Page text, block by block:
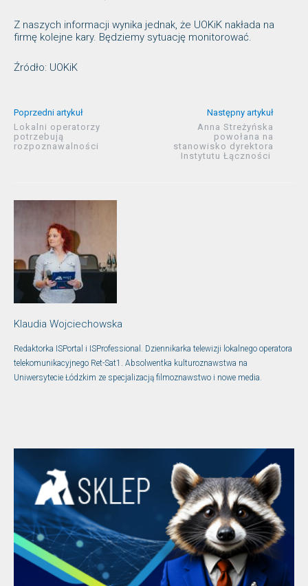
Z naszych informacji wynika jednak, że UOKiK nakłada na
firmę kolejne kary. Będziemy sytuację monitorować.
Źródło: UOKiK
Poprzedni artykuł
Lokalni operatorzy
potrzebują
rozpoznawalności
Następny artykuł
Anna Streżyńska
powołana na
stanowisko dyrektora
Instytutu Łączności
Klaudia Wojciechowska
Redaktorka ISPortal i ISProfessional. Dziennikarka telewizji lokalnego operatora
telekomunikacyjnego Ret-Sat1. Absolwentka kulturoznawstwa na
Uniwersytecie Łódzkim ze specjalizacją filmoznawstwo i nowe media.